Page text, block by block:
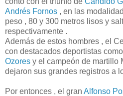
Andrés Fornos , en las
peso , 80 y 300 metros lisos y
respectivamente .
Además de estos hombres , el
con destacados deportistas como
Ozores y el campeón de martillo
dejaron sus grandes registros a
Por entonces , el gran Alfonso